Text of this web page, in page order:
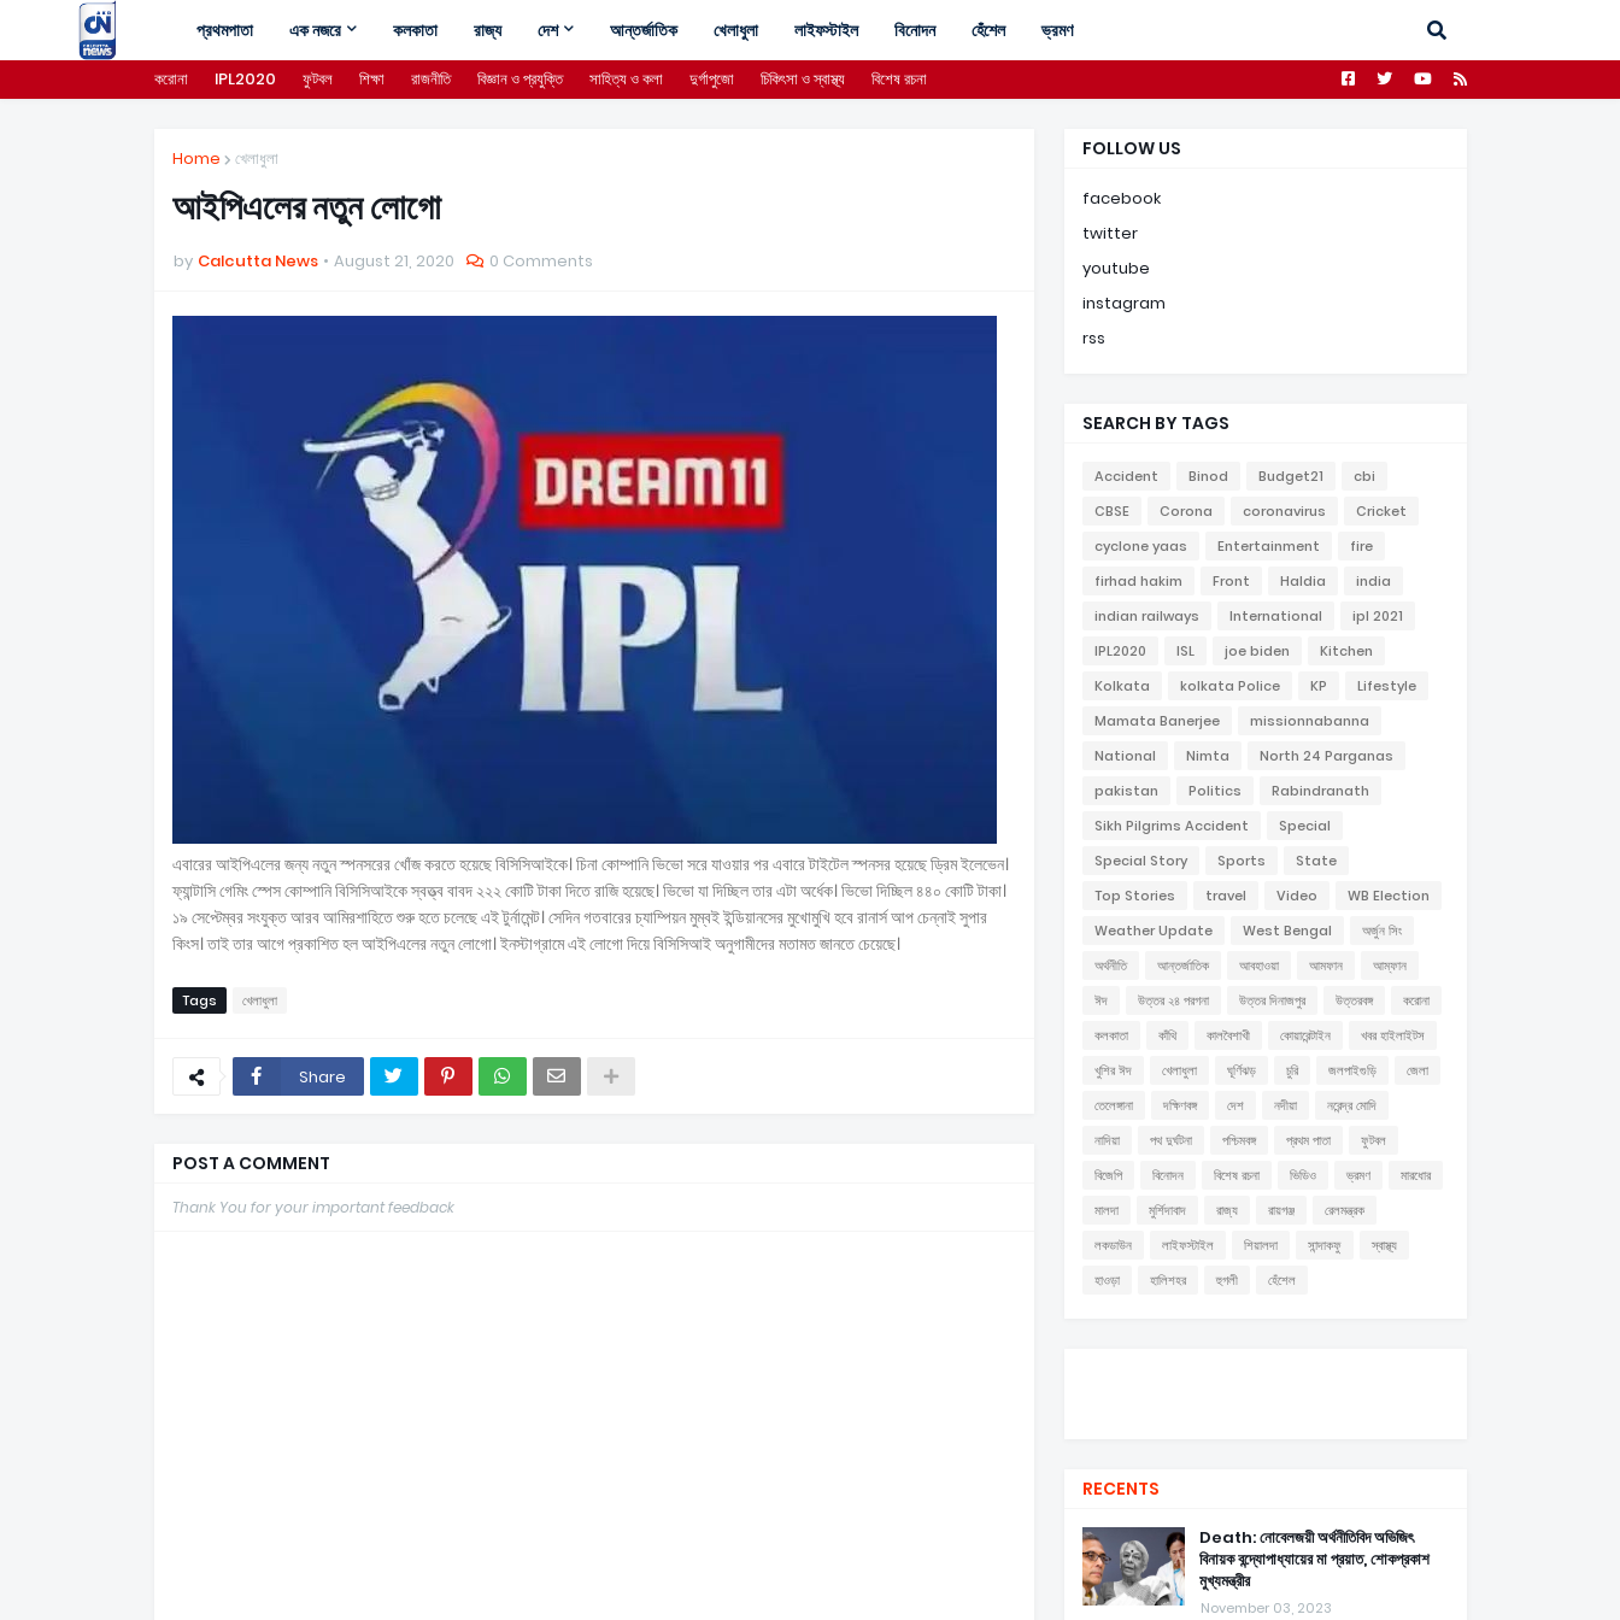
প্রথমপাতা এক নজরে কলকাতা রাজ্য দেশ আন্তর্জাতিক খেলাধুলা লাইফস্টাইল বিনোদন হেঁশেল ভ্রমণ
করোনা IPL2020 ফুটবল শিক্ষা রাজনীতি বিজ্ঞান ও প্রযুক্তি সাহিত্য ও কলা দুর্গাপুজো চিকিৎসা ও স্বাস্থ্য বিশেষ রচনা
Home খেলাধুলা
আইপিএলের নতুন লোগো
by Calcutta News August 21, 2020 0 Comments
এবারের আইপিএলের জন্য নতুন স্পনসরের খোঁজ করতে হয়েছে বিসিসিআইকে। চিনা কোম্পানি ভিভো সরে যাওয়ার পর এবারে টাইটেল স্পনসর হয়েছে ড্রিম ইলেভেন।
ফ্যান্টাসি গেমিং স্পেস কোম্পানি বিসিসিআইকে স্বত্ত্ব বাবদ ২২২ কোটি টাকা দিতে রাজি হয়েছে। ভিভো যা দিচ্ছিল তার এটা অর্ধেক। ভিভো দিচ্ছিল ৪৪০ কোটি টাকা।
১৯ সেপ্টেম্বর সংযুক্ত আরব আমিরশাহিতে শুরু হতে চলেছে এই টুর্নামেন্ট। সেদিন গতবারের চ্যাম্পিয়ন মুম্বই ইন্ডিয়ানসের মুখোমুখি হবে রানার্স আপ চেন্নাই সুপার
কিংস। তাই তার আগে প্রকাশিত হল আইপিএলের নতুন লোগো। ইনস্টাগ্রামে এই লোগো দিয়ে বিসিসিআই অনুগামীদের মতামত জানতে চেয়েছে।
Tags খেলাধুলা
Share
POST A COMMENT
Thank You for your important feedback
FOLLOW US
facebook
twitter
youtube
instagram
rss
SEARCH BY TAGS
Accident Binod Budget21
cbi
CBSE
Corona coronavirus
Cricket
cyclone yaas
Entertainment
fire
firhad hakim
Front Haldia
india
indian railways
International
ipl 2021
IPL2020
ISL joe biden
Kitchen
Kolkata
kolkata Police KP
Lifestyle
Mamata Banerjee
missionnabanna
National
Nimta
North 24 Parganas
pakistan
Politics
Rabindranath
Sikh Pilgrims Accident
Special
Special Story
Sports
State
Top Stories
travel Video
WB Election
Weather Update
West Bengal
অর্জুন সিং
অর্থনীতি
আন্তর্জাতিক আবহাওয়া আমফান
আম্ফান
ঈদ
উত্তর ২৪ পরগনা উত্তর দিনাজপুর উত্তরবঙ্গ
করোনা
কলকাতা
কাঁথি কালবৈশাখী কোয়ারেন্টাইন
খবর হাইলাইটস
খুশির ঈদ
খেলাধুলা ঘূর্ণিঝড় চুরি জলপাইগুড়ি
জেলা
তেলেঙ্গানা
দক্ষিণবঙ্গ দেশ নদীয়া
নরেন্দ্র মোদি
নাদিয়া
পথ দুর্ঘটনা পশ্চিমবঙ্গ প্রথম পাতা
ফুটবল
বিজেপি
বিনোদন বিশেষ রচনা ভিডিও ভ্রমণ
মারধোর
মালদা
মুর্শিদাবাদ রাজ্য রায়গঞ্জ
রেলমন্ত্রক
লকডাউন
লাইফস্টাইল শিয়ালদা সান্দাকফু
স্বাস্থ্য
হাওড়া
হালিশহর হুগলী হেঁশেল
RECENTS
Death: নোবেলজয়ী অর্থনীতিবিদ অভিজিৎ
বিনায়ক বন্দ্যোপাধ্যায়ের মা প্রয়াত, শোকপ্রকাশ
মুখ্যমন্ত্রীর
November 03, 2023